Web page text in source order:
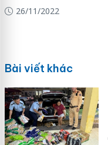
26/11/2022
Bài viết khác